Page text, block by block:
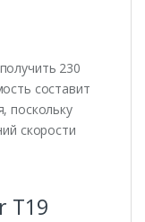
230
составит
поскольку
скорости
T19